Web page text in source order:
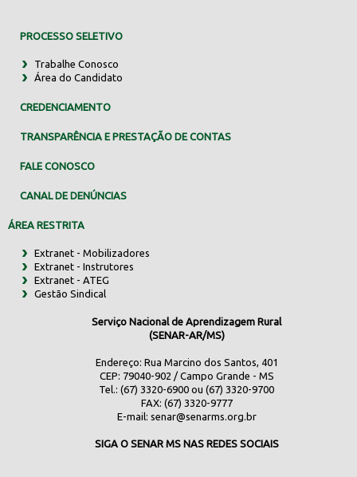
PROCESSO SELETIVO
Trabalhe Conosco
Área do Candidato
CREDENCIAMENTO
TRANSPARÊNCIA E PRESTAÇÃO DE CONTAS
FALE CONOSCO
CANAL DE DENÚNCIAS
ÁREA RESTRITA
Extranet - Mobilizadores
Extranet - Instrutores
Extranet - ATEG
Gestão Sindical
Serviço Nacional de Aprendizagem Rural
(SENAR-AR/MS)
Endereço: Rua Marcino dos Santos, 401
CEP: 79040-902 / Campo Grande - MS
Tel.: (67) 3320-6900 ou (67) 3320-9700
FAX: (67) 3320-9777
E-mail: senar@senarms.org.br
SIGA O SENAR MS NAS REDES SOCIAIS